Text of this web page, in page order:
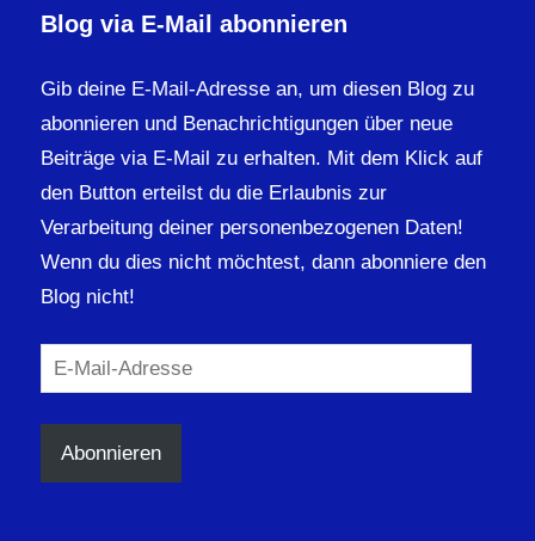
Blog via E-Mail abonnieren
Gib deine E-Mail-Adresse an, um diesen Blog zu
abonnieren und Benachrichtigungen über neue
Beiträge via E-Mail zu erhalten. Mit dem Klick auf
den Button erteilst du die Erlaubnis zur
Verarbeitung deiner personenbezogenen Daten!
Wenn du dies nicht möchtest, dann abonniere den
Blog nicht!
E-
Mail-
Adresse
Abonnieren